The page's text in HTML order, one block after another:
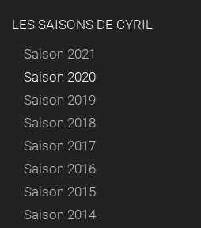
LES SAISONS DE CYRIL
Saison 2021
Saison 2020
Saison 2019
Saison 2018
Saison 2017
Saison 2016
Saison 2015
Saison 2014